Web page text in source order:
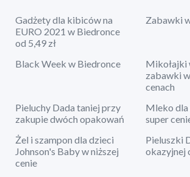
Gadżety dla kibiców na
EURO 2021 w Biedronce
od 5,49 zł
Zabawki
Black Week w Biedronce
Mikołajki
zabawki
cenach
Pieluchy Dada taniej przy
zakupie dwóch opakowań
Mleko dla
super
Żel i szampon dla dzieci
Johnson's Baby w niższej
cenie
Pieluszki
okazyjnej